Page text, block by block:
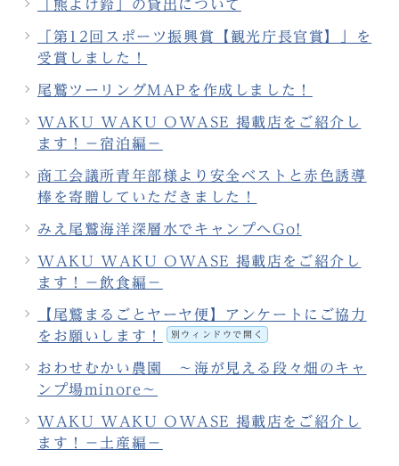
「熊よけ鈴」の貸出について
「第12回スポーツ振興賞【観光庁長官賞】」を
受賞しました！
尾鷲ツーリングMAPを作成しました！
WAKU WAKU OWASE 掲載店をご紹介し
ます！－宿泊編－
商工会議所青年部様より安全ベストと赤色誘導
棒を寄贈していただきました！
みえ尾鷲海洋深層水でキャンプへGo!
WAKU WAKU OWASE 掲載店をご紹介し
ます！－飲食編－
【尾鷲まるごとヤーヤ便】アンケートにご協力
をお願いします！
別ウィンドウで開く
おわせむかい農園 ～海が見える段々畑のキャ
ンプ場minore～
WAKU WAKU OWASE 掲載店をご紹介し
ます！－土産編－